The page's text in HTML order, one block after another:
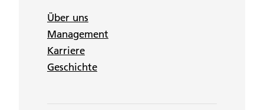
Über uns
Management
Karriere
Geschichte